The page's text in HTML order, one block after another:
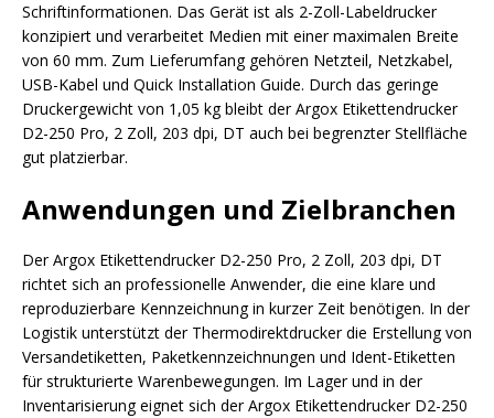
Schriftinformationen. Das Gerät ist als 2-Zoll-Labeldrucker
konzipiert und verarbeitet Medien mit einer maximalen Breite
von 60 mm. Zum Lieferumfang gehören Netzteil, Netzkabel,
USB-Kabel und Quick Installation Guide. Durch das geringe
Druckergewicht von 1,05 kg bleibt der Argox Etikettendrucker
D2-250 Pro, 2 Zoll, 203 dpi, DT auch bei begrenzter Stellfläche
gut platzierbar.
Anwendungen und Zielbranchen
Der Argox Etikettendrucker D2-250 Pro, 2 Zoll, 203 dpi, DT
richtet sich an professionelle Anwender, die eine klare und
reproduzierbare Kennzeichnung in kurzer Zeit benötigen. In der
Logistik unterstützt der Thermodirektdrucker die Erstellung von
Versandetiketten, Paketkennzeichnungen und Ident-Etiketten
für strukturierte Warenbewegungen. Im Lager und in der
Inventarisierung eignet sich der Argox Etikettendrucker D2-250